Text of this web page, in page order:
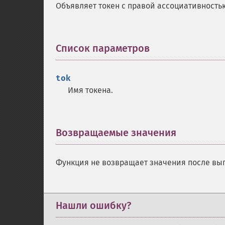
Объявляет токен с правой
Список параметров
tok
Имя токена.
Возвращаемые значения
Функция не возвращает значения после
Нашли ошибку?